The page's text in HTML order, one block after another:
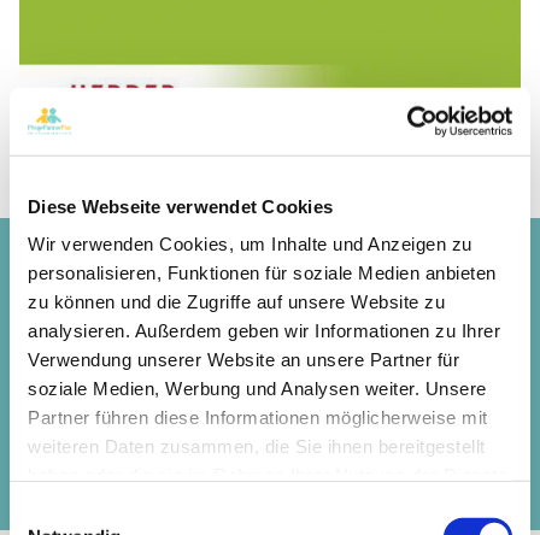
Diese Webseite verwendet Cookies
Wir verwenden Cookies, um Inhalte und Anzeigen zu
personalisieren, Funktionen für soziale Medien anbieten
zu können und die Zugriffe auf unsere Website zu
analysieren. Außerdem geben wir Informationen zu Ihrer
Verwendung unserer Website an unsere Partner für
soziale Medien, Werbung und Analysen weiter. Unsere
Partner führen diese Informationen möglicherweise mit
weiteren Daten zusammen, die Sie ihnen bereitgestellt
Brennen Ihnen weitere Fragen unter den Nägeln?
Informieren Sie sich ausführlich auf unserer
Homepage, oder fragen Sie direkt bei uns nach!
09156 - 92 79 810
Rufen Sie uns an!